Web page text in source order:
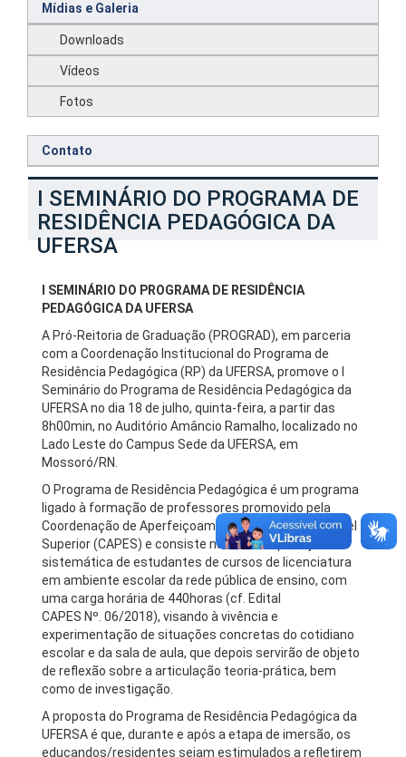
Mídias e Galeria
Downloads
Vídeos
Fotos
Contato
I SEMINÁRIO DO PROGRAMA DE
RESIDÊNCIA PEDAGÓGICA DA
UFERSA
I SEMINÁRIO DO PROGRAMA DE RESIDÊNCIA
PEDAGÓGICA DA UFERSA
A Pró-Reitoria de Graduação (PROGRAD), em parceria
com a Coordenação Institucional do Programa de
Residência Pedagógica (RP) da UFERSA, promove o I
Seminário do Programa de Residência Pedagógica da
UFERSA no dia 18 de julho, quinta-feira, a partir das
8h00min, no Auditório Amâncio Ramalho, localizado no
Lado Leste do Campus Sede da UFERSA, em
Mossoró/RN.
O Programa de Residência Pedagógica é um programa
ligado à formação de professores promovido pela
Coordenação de Aperfeiçoamento de Pessoal de Nível
Superior (CAPES) e consiste na imersão planejada e
sistemática de estudantes de cursos de licenciatura
em ambiente escolar da rede pública de ensino, com
uma carga horária de 440horas (cf. Edital
CAPES Nº. 06/2018), visando à vivência e
experimentação de situações concretas do cotidiano
escolar e da sala de aula, que depois servirão de objeto
de reflexão sobre a articulação teoria-prática, bem
como de investigação.
A proposta do Programa de Residência Pedagógica da
UFERSA é que, durante e após a etapa de imersão, os
educandos/residentes sejam estimulados a refletirem